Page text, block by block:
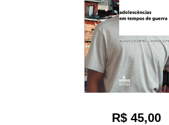
R$ 45,00